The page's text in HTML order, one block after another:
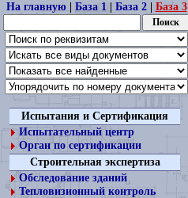
На главную| База 1| База 2| База 3
Испытания и Сертификация
Испытательный центр
Орган по сертификации
Строительная экспертиза
Обследование зданий
Тепловизионный контроль